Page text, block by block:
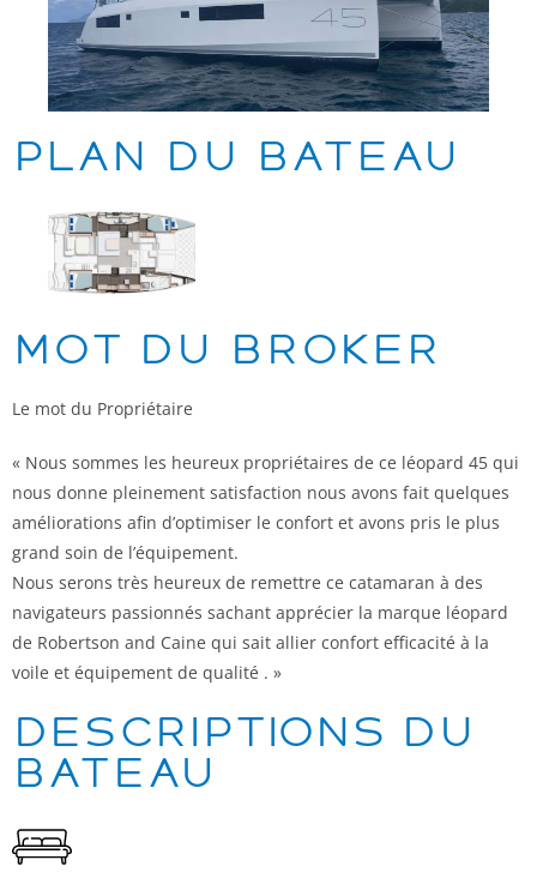
Plan du bateau
Mot du broker
Le mot du Propriétaire
« Nous sommes les heureux propriétaires de ce léopard 45 qui
nous donne pleinement satisfaction nous avons fait quelques
améliorations afin d’optimiser le confort et avons pris le plus
grand soin de l’équipement.
Nous serons très heureux de remettre ce catamaran à des
navigateurs passionnés sachant apprécier la marque léopard
de Robertson and Caine qui sait allier confort efficacité à la
voile et équipement de qualité . »
Descriptions du
bateau